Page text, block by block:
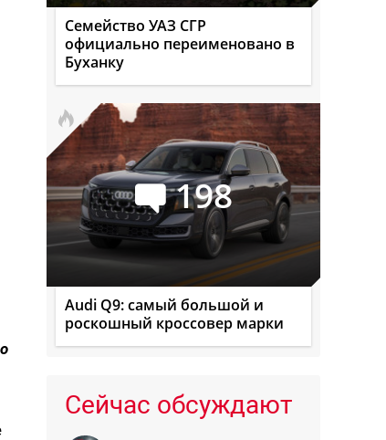
Семейство УАЗ СГР
официально переименовано в
Буханку
198
Audi Q9: самый большой и
роскошный кроссовер марки
Сейчас обсуждают